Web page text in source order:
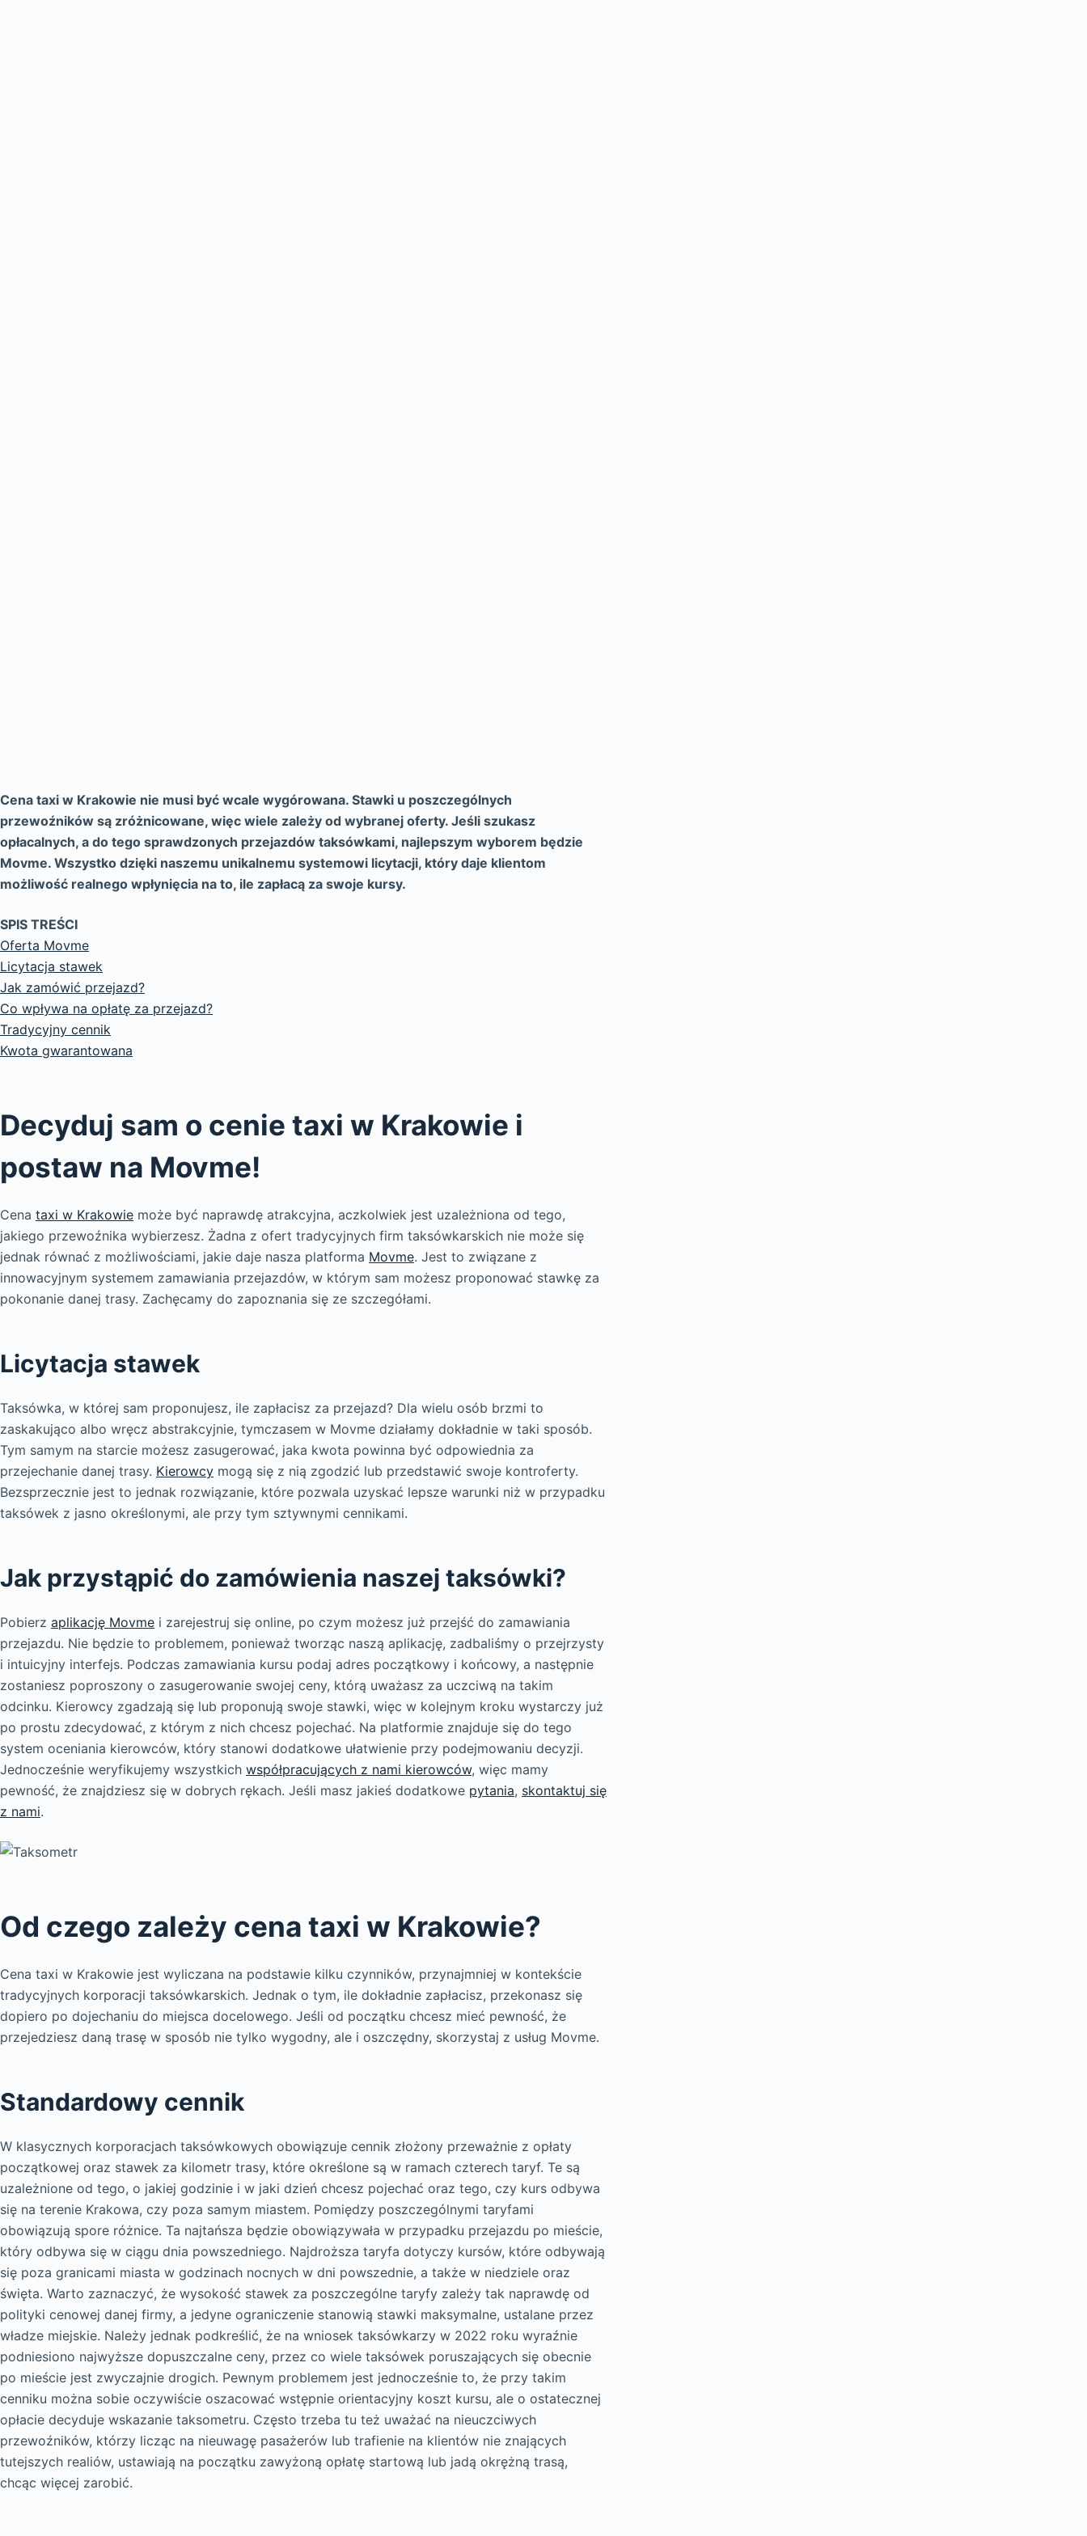
Cena taxi w Krakowie nie musi być wcale wygórowana. Stawki u poszczególnych
przewoźników są zróżnicowane, więc wiele zależy od wybranej oferty. Jeśli szukasz
opłacalnych, a do tego sprawdzonych przejazdów taksówkami, najlepszym wyborem będzie
Movme. Wszystko dzięki naszemu unikalnemu systemowi licytacji, który daje klientom
możliwość realnego wpłynięcia na to, ile zapłacą za swoje kursy.
SPIS TREŚCI
Oferta Movme
Licytacja stawek
Jak zamówić przejazd?
Co wpływa na opłatę za przejazd?
Tradycyjny cennik
Kwota gwarantowana
Decyduj sam o cenie taxi w Krakowie i
postaw na Movme!
Cena taxi w Krakowie może być naprawdę atrakcyjna, aczkolwiek jest uzależniona od tego,
jakiego przewoźnika wybierzesz. Żadna z ofert tradycyjnych firm taksówkarskich nie może się
jednak równać z możliwościami, jakie daje nasza platforma Movme. Jest to związane z
innowacyjnym systemem zamawiania przejazdów, w którym sam możesz proponować stawkę za
pokonanie danej trasy. Zachęcamy do zapoznania się ze szczegółami.
Licytacja stawek
Taksówka, w której sam proponujesz, ile zapłacisz za przejazd? Dla wielu osób brzmi to
zaskakująco albo wręcz abstrakcyjnie, tymczasem w Movme działamy dokładnie w taki sposób.
Tym samym na starcie możesz zasugerować, jaka kwota powinna być odpowiednia za
przejechanie danej trasy. Kierowcy mogą się z nią zgodzić lub przedstawić swoje kontroferty.
Bezsprzecznie jest to jednak rozwiązanie, które pozwala uzyskać lepsze warunki niż w przypadku
taksówek z jasno określonymi, ale przy tym sztywnymi cennikami.
Jak przystąpić do zamówienia naszej taksówki?
Pobierz aplikację Movme i zarejestruj się online, po czym możesz już przejść do zamawiania
przejazdu. Nie będzie to problemem, ponieważ tworząc naszą aplikację, zadbaliśmy o przejrzysty
i intuicyjny interfejs. Podczas zamawiania kursu podaj adres początkowy i końcowy, a następnie
zostaniesz poproszony o zasugerowanie swojej ceny, którą uważasz za uczciwą na takim
odcinku. Kierowcy zgadzają się lub proponują swoje stawki, więc w kolejnym kroku wystarczy już
po prostu zdecydować, z którym z nich chcesz pojechać. Na platformie znajduje się do tego
system oceniania kierowców, który stanowi dodatkowe ułatwienie przy podejmowaniu decyzji.
Jednocześnie weryfikujemy wszystkich współpracujących z nami kierowców, więc mamy
pewność, że znajdziesz się w dobrych rękach. Jeśli masz jakieś dodatkowe pytania, skontaktuj się
z nami.
Od czego zależy cena taxi w Krakowie?
Cena taxi w Krakowie jest wyliczana na podstawie kilku czynników, przynajmniej w kontekście
tradycyjnych korporacji taksówkarskich. Jednak o tym, ile dokładnie zapłacisz, przekonasz się
dopiero po dojechaniu do miejsca docelowego. Jeśli od początku chcesz mieć pewność, że
przejedziesz daną trasę w sposób nie tylko wygodny, ale i oszczędny, skorzystaj z usług Movme.
Standardowy cennik
W klasycznych korporacjach taksówkowych obowiązuje cennik złożony przeważnie z opłaty
początkowej oraz stawek za kilometr trasy, które określone są w ramach czterech taryf. Te są
uzależnione od tego, o jakiej godzinie i w jaki dzień chcesz pojechać oraz tego, czy kurs odbywa
się na terenie Krakowa, czy poza samym miastem. Pomiędzy poszczególnymi taryfami
obowiązują spore różnice. Ta najtańsza będzie obowiązywała w przypadku przejazdu po mieście,
który odbywa się w ciągu dnia powszedniego. Najdroższa taryfa dotyczy kursów, które odbywają
się poza granicami miasta w godzinach nocnych w dni powszednie, a także w niedziele oraz
święta. Warto zaznaczyć, że wysokość stawek za poszczególne taryfy zależy tak naprawdę od
polityki cenowej danej firmy, a jedyne ograniczenie stanowią stawki maksymalne, ustalane przez
władze miejskie. Należy jednak podkreślić, że na wniosek taksówkarzy w 2022 roku wyraźnie
podniesiono najwyższe dopuszczalne ceny, przez co wiele taksówek poruszających się obecnie
po mieście jest zwyczajnie drogich. Pewnym problemem jest jednocześnie to, że przy takim
cenniku można sobie oczywiście oszacować wstępnie orientacyjny koszt kursu, ale o ostatecznej
opłacie decyduje wskazanie taksometru. Często trzeba tu też uważać na nieuczciwych
przewoźników, którzy licząc na nieuwagę pasażerów lub trafienie na klientów nie znających
tutejszych realiów, ustawiają na początku zawyżoną opłatę startową lub jadą okrężną trasą,
chcąc więcej zarobić.